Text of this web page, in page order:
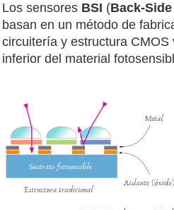
Los sensores BSI (Back-
basan en un método de
circuitería y estructura
inferior del material